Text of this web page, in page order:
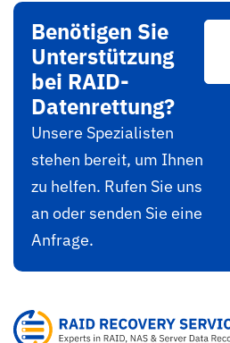
Benötigen Sie
Unterstützung
bei RAID-
Datenrettung?
Unsere Spezialisten
stehen bereit, um Ihnen
zu helfen. Rufen Sie uns
an oder senden Sie eine
Anfrage.